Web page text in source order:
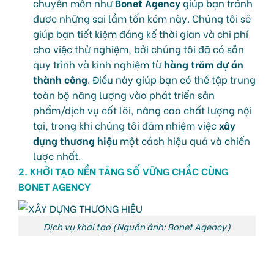
được những sai lầm tốn kém này. Chúng tôi sẽ
giúp bạn tiết kiệm đáng kể thời gian và chi phí
cho việc thử nghiệm, bởi chúng tôi đã có sẵn
quy trình và kinh nghiệm từhàng trăm dự án
thành công . Điều này giúp bạn có thể tập trung
toàn bộ năng lượng vào phát triển sản
phẩm/dịch vụ cốt lõi, nâng cao chất lượng nội
tại, trong khi chúng tôi đảm nhiệm việcxây
dựng thương hiệu một cách hiệu quả và chiến
lược nhất.
2. KHỞI TẠO NỀN TẢNG SỐ VỮNG CHẮC CÙNG
BONET AGENCY
Dịch vụ khởi tạo (Nguồn ảnh: Bonet Agency)